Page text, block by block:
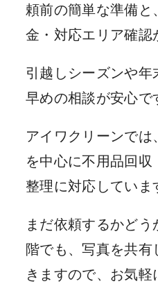
頼前の簡単な準備
金・対応エリア確認
引越しシーズンや年
早めの相談が安心で
アイワクリーンで
を中心に不用品回
整理に対応していま
まだ依頼するかど
階でも、写真を共
きますので、お気軽